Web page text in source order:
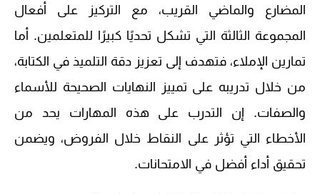
المضارع والماضي القريب، مع التركيز على أفعال
المجموعة الثالثة التي تشكل تحديًا كبيرًا للمتعلمين. أما
تمارين الإملاء، فتهدف إلى تعزيز دقة التلميذ في الكتابة،
من خلال تدريبه على تمييز النهايات الصحيحة للأسماء
والصفات. إن التدرب على هذه المهارات يحد من
الأخطاء التي تؤثر على النقاط خلال الفروض، ويضمن
تحقيق أداء أفضل في الامتحانات.